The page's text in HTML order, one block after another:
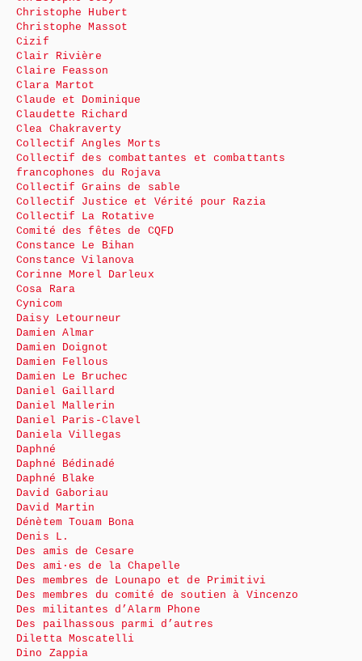
Christophe Hubert
Christophe Massot
Cizif
Clair Rivière
Claire Feasson
Clara Martot
Claude et Dominique
Claudette Richard
Clea Chakraverty
Collectif Angles Morts
Collectif des combattantes et combattants
francophones du Rojava
Collectif Grains de sable
Collectif Justice et Vérité pour Razia
Collectif La Rotative
Comité des fêtes de CQFD
Constance Le Bihan
Constance Vilanova
Corinne Morel Darleux
Cosa Rara
Cynicom
Daisy Letourneur
Damien Almar
Damien Doignot
Damien Fellous
Damien Le Bruchec
Daniel Gaillard
Daniel Mallerin
Daniel Paris-Clavel
Daniela Villegas
Daphné
Daphné Bédinadé
Daphné Blake
David Gaboriau
David Martin
Dénètem Touam Bona
Denis L.
Des amis de Cesare
Des ami·es de la Chapelle
Des membres de Lounapo et de Primitivi
Des membres du comité de soutien à Vincenzo
Des militantes d’Alarm Phone
Des pailhassous parmi d’autres
Diletta Moscatelli
Dino Zappia